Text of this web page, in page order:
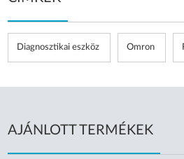
Diagnosztikai eszköz Omron
AJÁNLOTT TERMÉKEK